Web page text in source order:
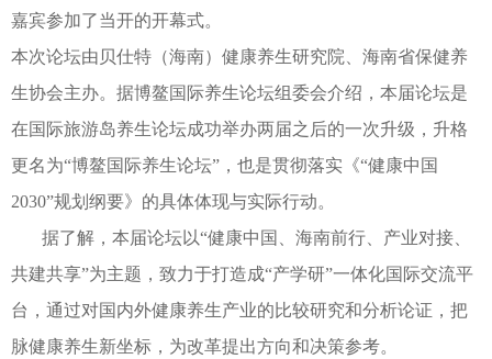
嘉宾参加了当开的开幕式。
本次论坛由贝仕特（海南）健康养生研究院、海南省保健养
生协会主办。据博鳌国际养生论坛组委会介绍，本届论坛是
在国际旅游岛养生论坛成功举办两届之后的一次升级，升格
更名为“博鳌国际养生论坛”，也是贯彻落实《“健康中国
2030”规划纲要》的具体体现与实际行动。
据了解，本届论坛以“健康中国、海南前行、产业对接、
共建共享”为主题，致力于打造成“产学研”一体化国际交流平
台，通过对国内外健康养生产业的比较研究和分析论证，把
脉健康养生新坐标，为改革提出方向和决策参考。